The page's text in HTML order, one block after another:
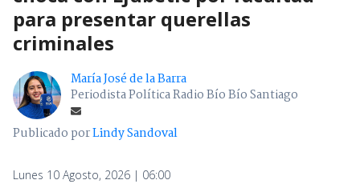
para presentar querellas
criminales
María José de la Barra
Periodista Política Radio Bío Bío Santiago
Publicado porLindy Sandoval
Lunes 10 Agosto, 2026 | 06:00